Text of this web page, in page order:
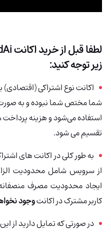
لطفا قبل از خرید اکانتWordAi
زیر توجه کنید:
اکانت نوع اشتراکی
شما مختص شما نبوده و به
استفاده می‌شود و هزینه
تقسیم می شود.
به طور کلی در اکانت های
از سرویس شامل محدودیت
ایجاد محدودیت مصرف
کاربر مشترک در اکانتوجود
در صورتی که تمایل دارید